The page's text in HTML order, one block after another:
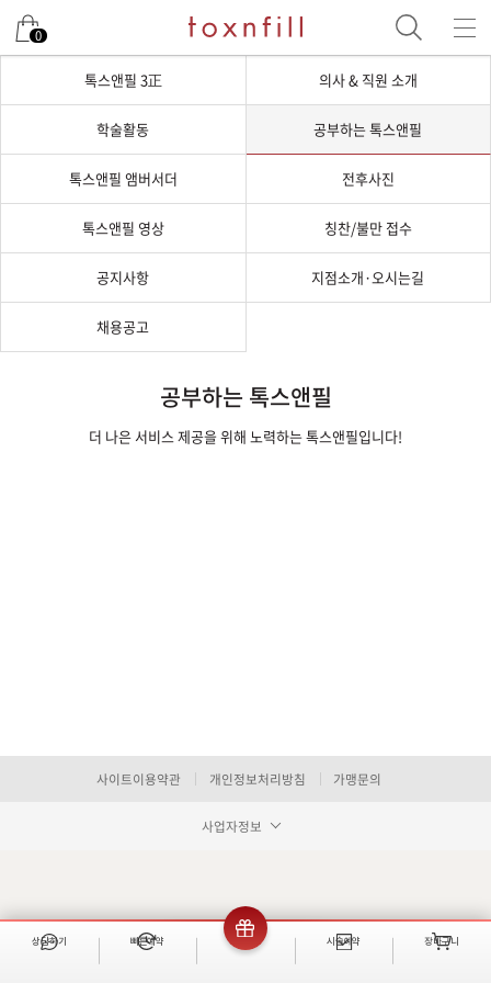
0
톡스앤필 3正 의사 & 직원 소개
학술활동 공부하는 톡스앤필
톡스앤필 앰버서더 전후사진
톡스앤필 영상 칭찬/불만 접수
공지사항 지점소개·오시는길
채용공고
공부하는 톡스앤필
더 나은 서비스 제공을 위해 노력하는 톡스앤필입니다!
사이트이용약관 개인정보처리방침 가맹문의
사업자정보
상담하기 빠른예약 이벤트 시술예약 장바구니